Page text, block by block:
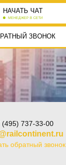
НАЧАТЬ ЧАТ
МЕНЕДЖЕР В СЕТИ
ЗВОНОК
(495) 737-33-00
обратный звонок